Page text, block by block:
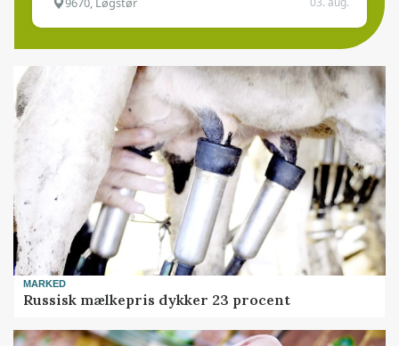
MARKED
Russisk mælkepris dykker 23 procent